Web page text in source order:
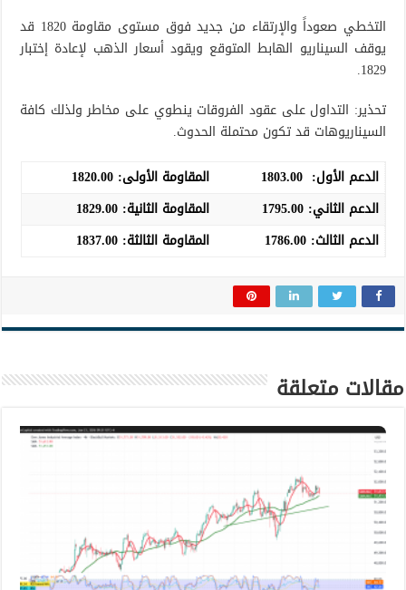
التخطي صعوداً والإرتقاء من جديد فوق مستوى مقاومة 1820 قد
يوقف السيناريو الهابط المتوقع ويقود أسعار الذهب لإعادة إختبار
1829.
تحذير: التداول على عقود الفروقات ينطوي على مخاطر ولذلك كافة
السيناريوهات قد تكون محتملة الحدوث.
الدعم الأول: 1803.00 المقاومة الأولى: 1820.00
الدعم الثاني: 1795.00 المقاومة الثانية: 1829.00
الدعم الثالث:
1786.00 المقاومة الثالثة: 1837.00
مقالات متعلقة